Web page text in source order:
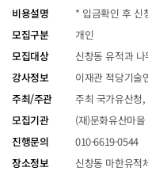
비용설명
* 입금확인 후 신
모집구분
개인
모집대상
신창동 유적과
강사정보
이재관 적당기술
주최/주관
주최 국가유산청
모집기관
(재)문화유산마을
진행문의
010-6619-0544
장소정보
신창동 마한유적